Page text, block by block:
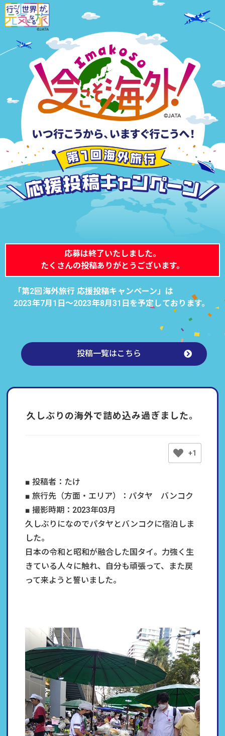
応募は終了いたしました。
たくさんの投稿ありがとうございます。
「第2回海外旅行 応援投稿キャンペーン」は
2023年7月1日～2023年8月31日を予定しております。
投稿一覧はこちら
久しぶりの海外で詰め込み過ぎました。
+1
■ 投稿者：たけ
■ 旅行先（方面・エリア）：パタヤ バンコク
■ 撮影時期：2023年03月
久しぶりになのでパタヤとバンコクに宿泊しま
した。
日本の令和と昭和が融合した国タイ。力強く生
きている人々に触れ、自分も頑張って、また戻
って来ようと誓いました。